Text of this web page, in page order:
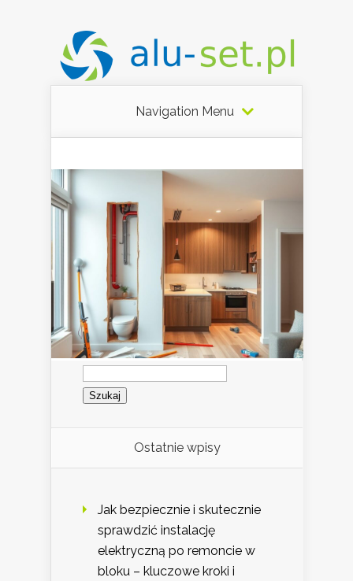
Navigation Menu
Szukaj:
Ostatnie wpisy
Jak bezpiecznie i skutecznie
sprawdzić instalację
elektryczną po remoncie w
bloku – kluczowe kroki i